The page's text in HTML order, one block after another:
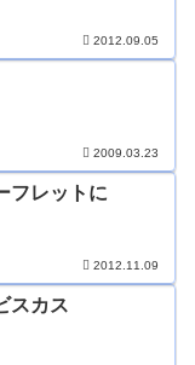
2012.09.05
2009.03.23
フレットに
2012.11.09
スカス